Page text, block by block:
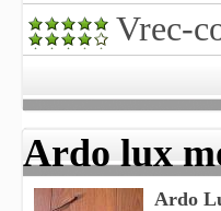
Vrec-
Ardo lux
Ardo